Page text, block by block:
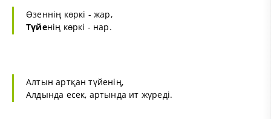
Өзеннің көркі - жар,
Түйенің көркі - нар.
Алтын артқан түйенің,
Алдында есек, артында ит жүреді.